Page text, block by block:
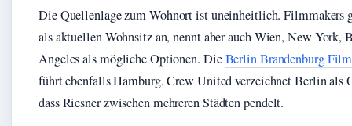
Die Quellenlage zum Wohnort ist uneinheitlich. Filmmakers
als aktuellen Wohnsitz an, nennt aber auch Wien, New York,
Angeles als mögliche Optionen. DieBerlin Brandenburg
führt ebenfalls Hamburg. Crew United verzeichnet Berlin als
dass Riesner zwischen mehreren Städten pendelt.